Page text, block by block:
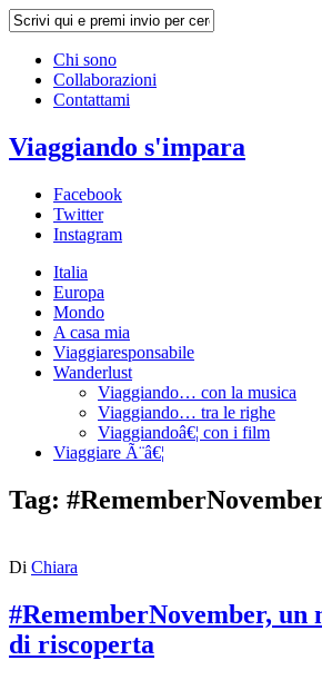
Chi sono
Collaborazioni
Contattami
Viaggiando s'impara
Facebook
Twitter
Instagram
Italia
Europa
Mondo
A casa mia
Viaggiaresponsabile
Wanderlust
Viaggiando… con la musica
Viaggiando… tra le righe
Viaggiandoâ€¦ con i film
Viaggiare Ã¨â€¦
Tag:
Di Chiara
#RememberNovember, un
di riscoperta